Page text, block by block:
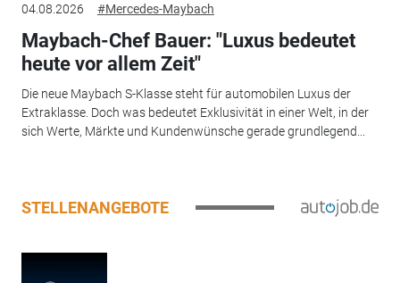
04.08.2026 #Mercedes-Maybach
Maybach-Chef Bauer: "Luxus bedeutet
heute vor allem Zeit"
Die neue Maybach S-Klasse steht für automobilen Luxus der
Extraklasse. Doch was bedeutet Exklusivität in einer Welt, in der
sich Werte, Märkte und Kundenwünsche gerade grundlegend...
STELLENANGEBOTE